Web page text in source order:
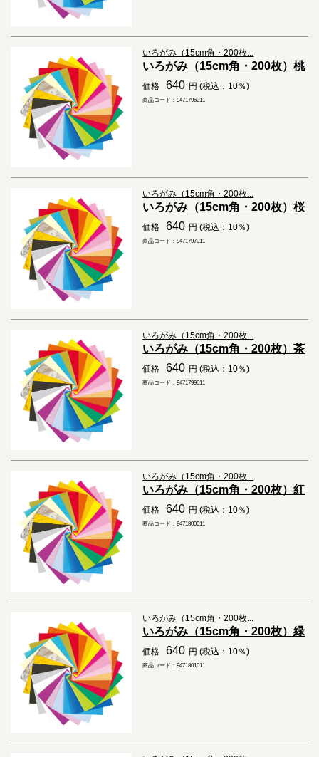
いろがみ（15cm角・200枚...
いろがみ（15cm角・200枚）桃
価格 640 円 (税込：10％)
商品コード：9471796011
いろがみ（15cm角・200枚...
いろがみ（15cm角・200枚）桜
価格 640 円 (税込：10％)
商品コード：9471797011
いろがみ（15cm角・200枚...
いろがみ（15cm角・200枚）茶
価格 640 円 (税込：10％)
商品コード：9471799011
いろがみ（15cm角・200枚...
いろがみ（15cm角・200枚）紅
価格 640 円 (税込：10％)
商品コード：9471800011
いろがみ（15cm角・200枚...
いろがみ（15cm角・200枚）緑
価格 640 円 (税込：10％)
商品コード：9471801011